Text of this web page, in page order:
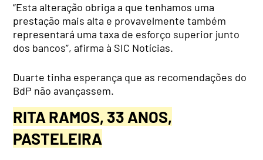
“Esta alteração obriga a que tenhamos uma
prestação mais alta e provavelmente também
representará uma taxa de esforço superior junto
dos bancos”, afirma à SIC Notícias.
Duarte tinha esperança que as recomendações do
BdP não avançassem.
RITA RAMOS, 33 ANOS,
PASTELEIRA